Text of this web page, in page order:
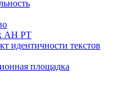
АН РТ
идентичности текстов
площадка